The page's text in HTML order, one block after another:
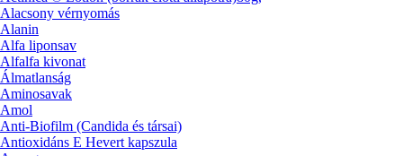
Alacsony vérnyomás
Alanin
Alfa liponsav
Alfalfa kivonat
Álmatlanság
Aminosavak
Amol
Anti-Biofilm (Candida és társai)
Antioxidáns E Hevert kapszula